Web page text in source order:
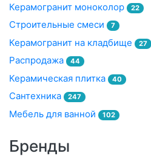
Керамогранит моноколор 22
Строительные смеси 7
Керамогранит на кладбище 27
Распродажа 44
Керамическая плитка 40
Сантехника 247
Мебель для ванной 102
Бренды